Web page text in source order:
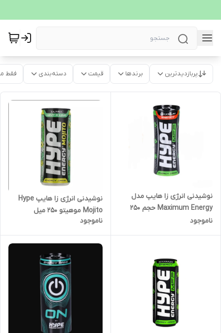
پربازدیدترین برندها قیمت دسته‌بندی فقط
نوشیدنی انرژی زا هایپ مدل
Maximum Energy حجم 250
میل
ناموجود
نوشیدنی انرژی زا هایپ Hype
Mojito موهیتو 250 میل
ناموجود